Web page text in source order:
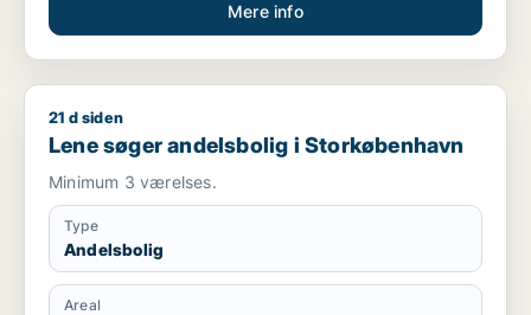
Mere info
Lene søger andelsbolig i Storkøbenhavn
21 d siden
Lene søger andelsbolig i Storkøbenhavn
Minimum 3 værelses.
Type
Andelsbolig
Areal